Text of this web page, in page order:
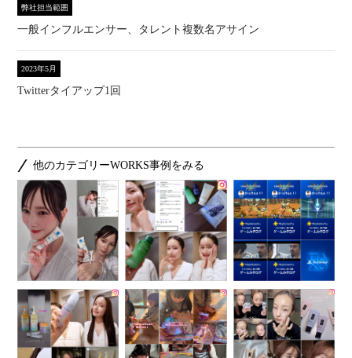
弊社担当範囲
一般インフルエンサー、タレント複数名アサイン
2023年5月
Twitterタイアップ1回
他のカテゴリーWORKS事例をみる